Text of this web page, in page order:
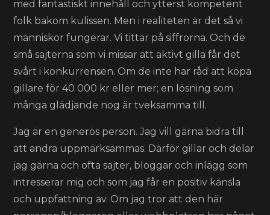
med fantastiskt innehåll och ytterst kompetent
folk bakom kulissen. Men i realiteten är det så vi
människor fungerar. Vi tittar på siffrorna. Och de
små sajterna som vi missar att aktivt gilla får det
svårt i konkurrensen. Om de inte har råd att köpa
gillare för 40 000 kr eller mer; en lösning som
många glädjande nog är tveksamma till.
Jag är en generös person. Jag vill gärna bidra till
att andra uppmärksammas. Därför gillar och delar
jag gärna och ofta sajter, bloggar och inlägg som
intresserar mig och som jag får en positiv känsla
och uppfattning av. Om jag tror att den här